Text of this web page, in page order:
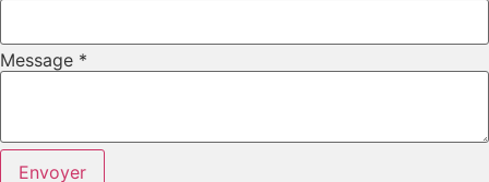
Téléphone
Email
Message *
Envoyer